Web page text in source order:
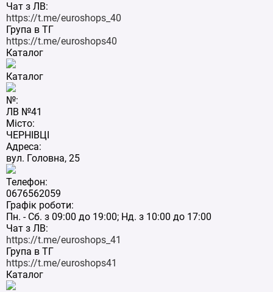
Чат з ЛВ:
https://t.me/euroshops_40
Група в ТГ
https://t.me/euroshops40
Каталог
Каталог
№:
ЛВ №41
Місто:
ЧЕРНІВЦІ
Адреса:
вул. Головна, 25
Телефон:
0676562059
Графік роботи:
Пн. - Сб. з 09:00 до 19:00; Нд. з 10:00 до 17:00
Чат з ЛВ:
https://t.me/euroshops_41
Група в ТГ
https://t.me/euroshops41
Каталог